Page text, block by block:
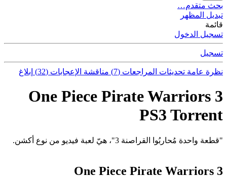
بحث متقدم…
تبديل المظهر
قائمة
تسجيل الدخول
تسجيل
نظرة عامة تحديثات المراجعات (7) مناقشة الإعجابات (32) إبلاغ
One Piece Pirate Warriors 3
PS3 Torrent
"قطعة واحدة مُحاربُوا القراصنة 3"، هيّ لعبة فيديو من نوع أكشن.
One Piece Pirate Warriors 3